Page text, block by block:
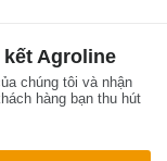
Agroline
chúng tôi và nhận
hàng bạn thu hút